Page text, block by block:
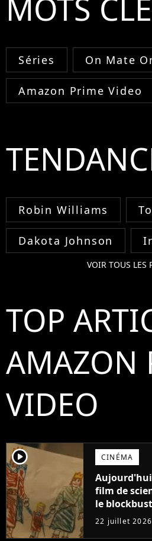
MOTS
Séries On Mate
Amazon Prime Video
Robin Williams
Dakota Johnson
VOIR TOUS LES
TOP
AMAZON
VIDEO
player2 CINÉMA
Aujourd'hui
film de
le
des plus
22 juillet 2026